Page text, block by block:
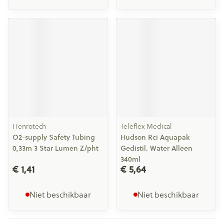
Henrotech
O2-supply Safety Tubing
0,33m 3 Star Lumen Z/pht
€ 1,41
Niet beschikbaar
Teleflex Medical
Hudson Rci Aquapak
Gedistil. Water Alleen
340ml
€ 5,64
Niet beschikbaar